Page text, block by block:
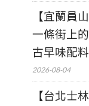
【宜蘭員
一條街上
古早味配料
2026-08-04
【台北士